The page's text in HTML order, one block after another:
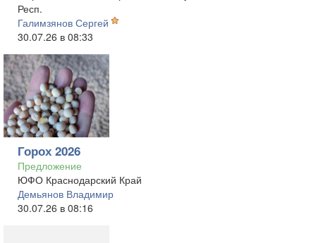
Респ.
Галимзянов Сергей
30.07.26 в 08:33
Горох 2026
Предложение
ЮФО Краснодарский Край
Демьянов Владимир
30.07.26 в 08:16